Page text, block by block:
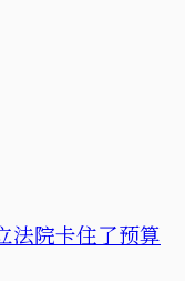
法院卡住了预算